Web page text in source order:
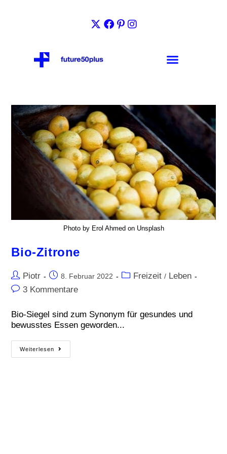
Photo by Erol Ahmed on Unsplash
Bio-Zitrone
Piotr 8. Februar 2022 Freizeit / Leben
3 Kommentare
Bio-Siegel sind zum Synonym für gesundes und
bewusstes Essen geworden...
Weiterlesen